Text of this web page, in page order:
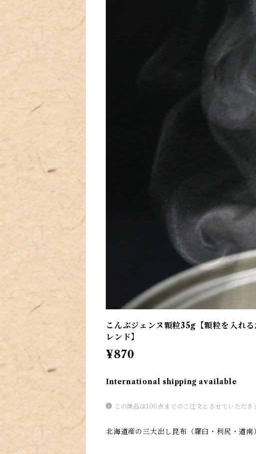
こんぶジェンヌ顆粒35g【顆粒を入れ
レンド】
¥870
International shipping available
この商品は100点までのご注文とさせていただき
北海道産の三大出し昆布（羅臼・利尻・道